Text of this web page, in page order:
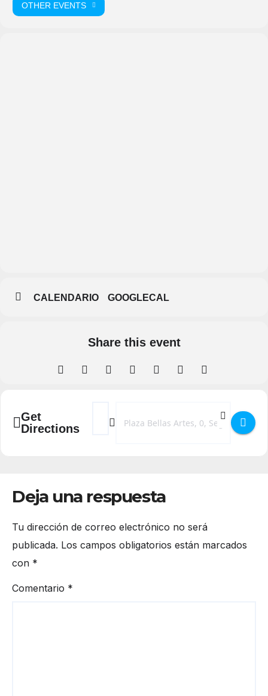
OTHER EVENTS
CALENDARIO GOOGLECAL
Share this event
Get
Directions
Address - Exposición CLARA CARVAJAL - LA
Destination Address - Exposición
Deja una respuesta
Tu dirección de correo electrónico no será
publicada. Los campos obligatorios están marcados
con *
Comentario *